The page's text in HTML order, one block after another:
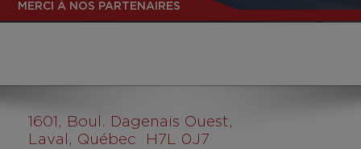
MERCI À NOS PARTENAIRES
1601 , Boul. Dagenais Ouest,
Laval, Québec H7L 0J7